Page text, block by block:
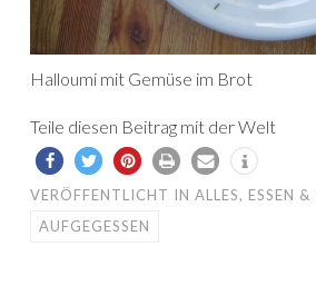
Halloumi mit Gemüse im Brot
Teile diesen Beitrag mit der Welt
VERÖFFENTLICHT IN ALLES, ESSEN
AUFGEGESSEN